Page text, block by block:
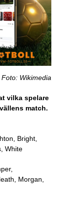
Foto: Wikimedia
vilka spelare
match.
Bright,
White
Morgan,